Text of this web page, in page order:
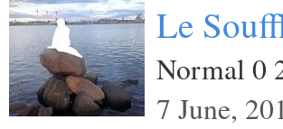
Le
Normal 0
7 June,